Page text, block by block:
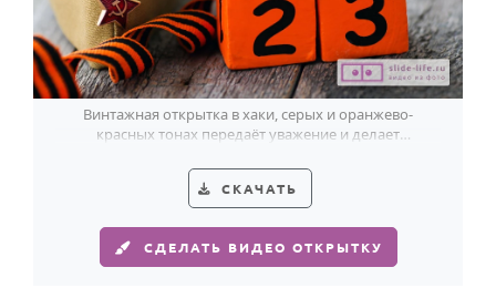
Винтажная открытка в хаки, серых и оранжево-
красных тонах передаёт уважение и делает
СКАЧАТЬ
СДЕЛАТЬ ВИДЕО ОТКРЫТКУ